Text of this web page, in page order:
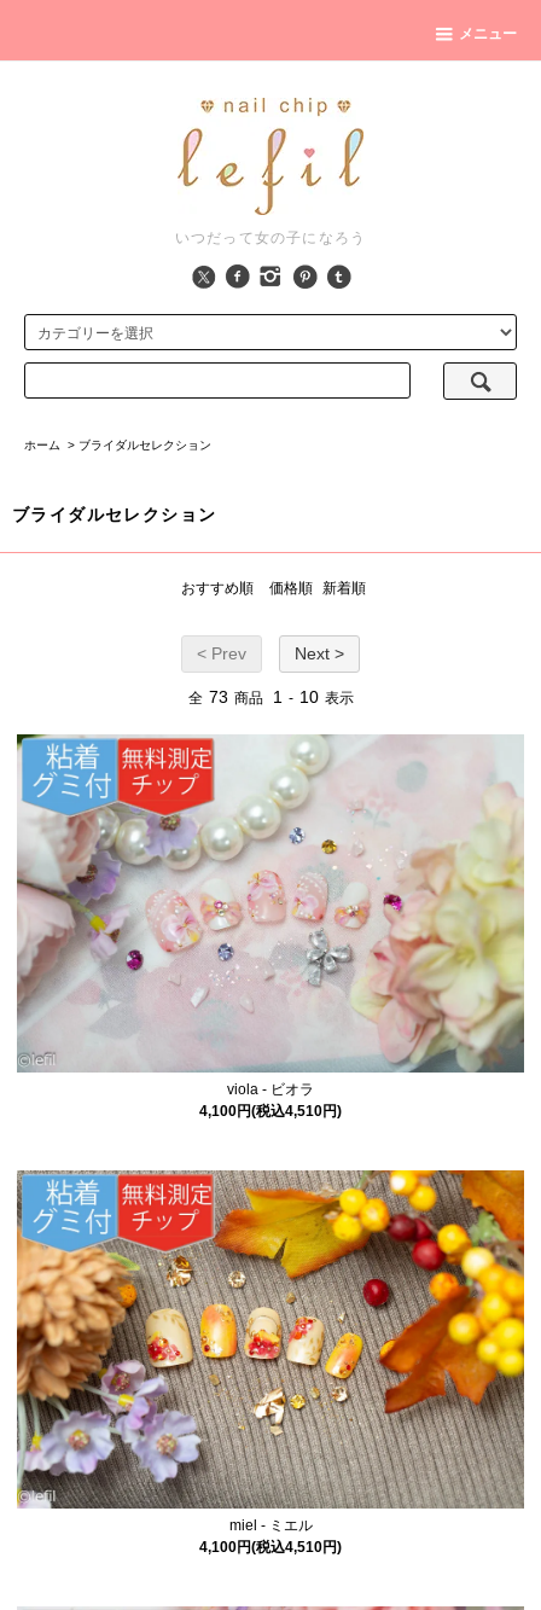
メニュー
いつだって女の子になろう
ホーム > ブライダルセレクション
ブライダルセレクション
おすすめ順 価格順 新着順
< Prev Next >
全 73 商品 1 - 10 表示
viola - ビオラ
4,100円(税込4,510円)
miel - ミエル
4,100円(税込4,510円)